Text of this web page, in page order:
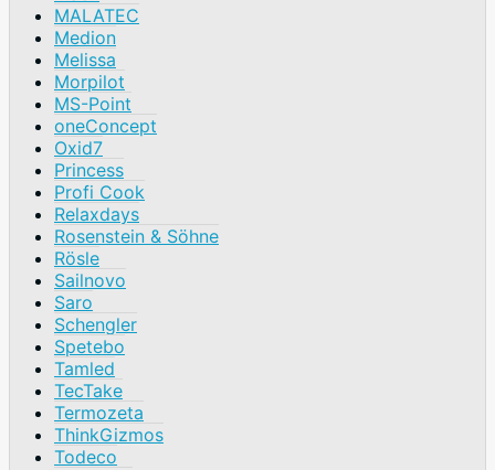
MALATEC
Medion
Melissa
Morpilot
MS-Point
oneConcept
Oxid7
Princess
Profi Cook
Relaxdays
Rosenstein & Söhne
Rösle
Sailnovo
Saro
Schengler
Spetebo
Tamled
TecTake
Termozeta
ThinkGizmos
Todeco